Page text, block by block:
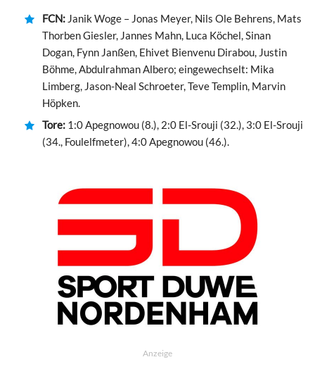
FCN: Janik Woge – Jonas Meyer, Nils Ole Behrens, Mats
Thorben Giesler, Jannes Mahn, Luca Köchel, Sinan
Dogan, Fynn Janßen, Ehivet Bienvenu Dirabou, Justin
Böhme, Abdulrahman Albero; eingewechselt: Mika
Limberg, Jason-Neal Schroeter, Teve Templin, Marvin
Höpken.
Tore: 1:0 Apegnowou (8.), 2:0 El-Srouji (32.), 3:0 El-Srouji
(34., Foulelfmeter), 4:0 Apegnowou (46.).
Anzeige